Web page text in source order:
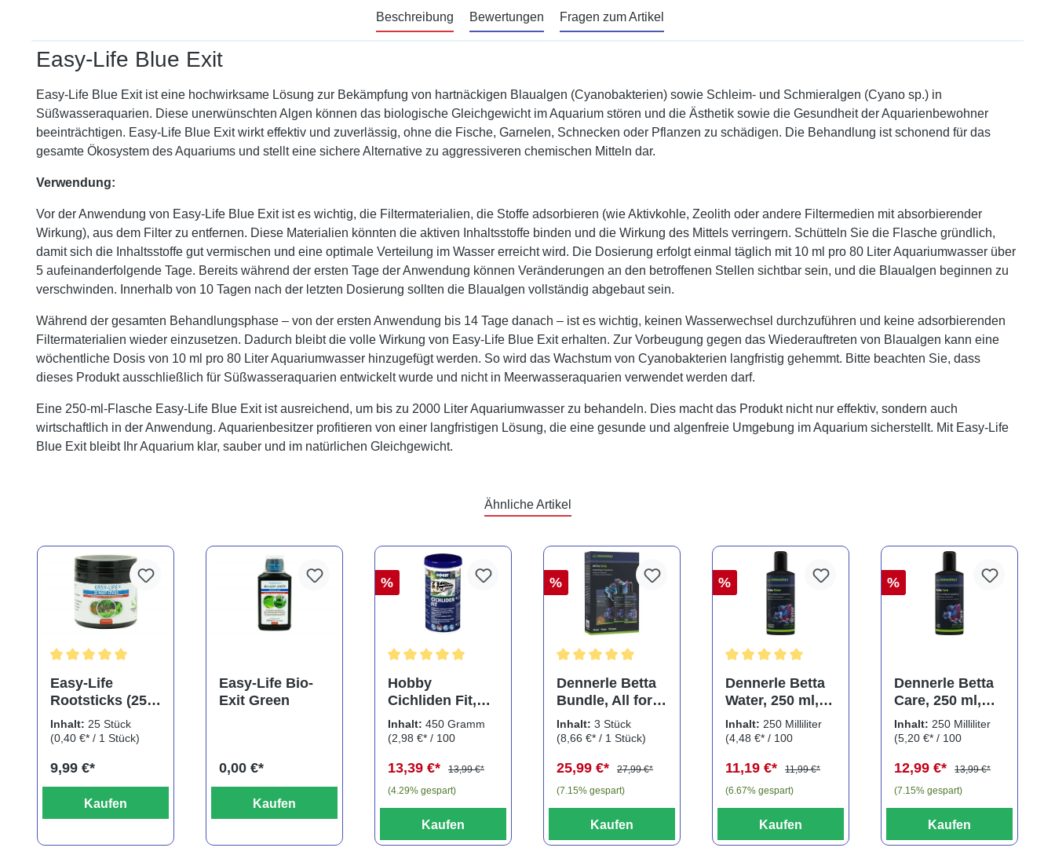
Beschreibung Bewertungen Fragen zum Artikel
Easy-Life Blue Exit
Easy-Life Blue Exit ist eine hochwirksame Lösung zur Bekämpfung von hartnäckigen Blaualgen (Cyanobakterien) sowie Schleim- und Schmieralgen (Cyano sp.) in
Süßwasseraquarien. Diese unerwünschten Algen können das biologische Gleichgewicht im Aquarium stören und die Ästhetik sowie die Gesundheit der Aquarienbewohner
beeinträchtigen. Easy-Life Blue Exit wirkt effektiv und zuverlässig, ohne die Fische, Garnelen, Schnecken oder Pflanzen zu schädigen. Die Behandlung ist schonend für das
gesamte Ökosystem des Aquariums und stellt eine sichere Alternative zu aggressiveren chemischen Mitteln dar.
Verwendung:
Vor der Anwendung von Easy-Life Blue Exit ist es wichtig, die Filtermaterialien, die Stoffe adsorbieren (wie Aktivkohle, Zeolith oder andere Filtermedien mit absorbierender
Wirkung), aus dem Filter zu entfernen. Diese Materialien könnten die aktiven Inhaltsstoffe binden und die Wirkung des Mittels verringern. Schütteln Sie die Flasche gründlich,
damit sich die Inhaltsstoffe gut vermischen und eine optimale Verteilung im Wasser erreicht wird. Die Dosierung erfolgt einmal täglich mit 10 ml pro 80 Liter Aquariumwasser über
5 aufeinanderfolgende Tage. Bereits während der ersten Tage der Anwendung können Veränderungen an den betroffenen Stellen sichtbar sein, und die Blaualgen beginnen zu
verschwinden. Innerhalb von 10 Tagen nach der letzten Dosierung sollten die Blaualgen vollständig abgebaut sein.
Während der gesamten Behandlungsphase – von der ersten Anwendung bis 14 Tage danach – ist es wichtig, keinen Wasserwechsel durchzuführen und keine adsorbierenden
Filtermaterialien wieder einzusetzen. Dadurch bleibt die volle Wirkung von Easy-Life Blue Exit erhalten. Zur Vorbeugung gegen das Wiederauftreten von Blaualgen kann eine
wöchentliche Dosis von 10 ml pro 80 Liter Aquariumwasser hinzugefügt werden. So wird das Wachstum von Cyanobakterien langfristig gehemmt. Bitte beachten Sie, dass
dieses Produkt ausschließlich für Süßwasseraquarien entwickelt wurde und nicht in Meerwasseraquarien verwendet werden darf.
Eine 250-ml-Flasche Easy-Life Blue Exit ist ausreichend, um bis zu 2000 Liter Aquariumwasser zu behandeln. Dies macht das Produkt nicht nur effektiv, sondern auch
wirtschaftlich in der Anwendung. Aquarienbesitzer profitieren von einer langfristigen Lösung, die eine gesunde und algenfreie Umgebung im Aquarium sicherstellt. Mit Easy-Life
Blue Exit bleibt Ihr Aquarium klar, sauber und im natürlichen Gleichgewicht.
Ähnliche Artikel
Durchschnittliche Bewertung von 5 von 5 Sternen
Easy-Life
Rootsticks (25
Sticks)
Inhalt: 25 Stück
(0,40 €* / 1 Stück)
9,99 €*
Kaufen
Easy-Life Bio-
Exit Green
0,00 €*
Kaufen
%
Durchschnittliche Bewertung von 5 von 5 Sternen
Hobby
Cichliden Fit,
450 g
Inhalt: 450 Gramm
(2,98 €* / 100
13,39 €*
13,99 €*
(4.29% gespart)
Kaufen
%
Durchschnittliche Bewertung von 5 von 5 Sternen
Dennerle Betta
Bundle, All for
Betta, Pflegeset
für
teilig
Inhalt: 3 Stück
(8,66 €* / 1 Stück)
25,99 €*
27,99 €*
(7.15% gespart)
Kaufen
%
Durchschnittliche Bewertung von 5 von 5 Sternen
Dennerle Betta
Water, 250 ml,
Wasseraufbereit
er für
Inhalt:250 Milliliter
(4,48 €* / 100
11,19 €*
11,99 €*
(6.67% gespart)
Kaufen
%
Dennerle Betta
Care, 250 ml,
Wasserzusatz
für Kampffische
Inhalt:250 Milliliter
(5,20 €* / 100
12,99 €*
13,99 €*
(7.15% gespart)
Kaufen